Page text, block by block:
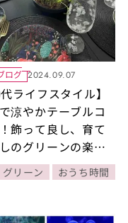
ログ 2024.09.07
代ライフスタイル】
涼やかテーブルコ
飾って良し、育て
のグリーンの楽し
グリーン おうち時間